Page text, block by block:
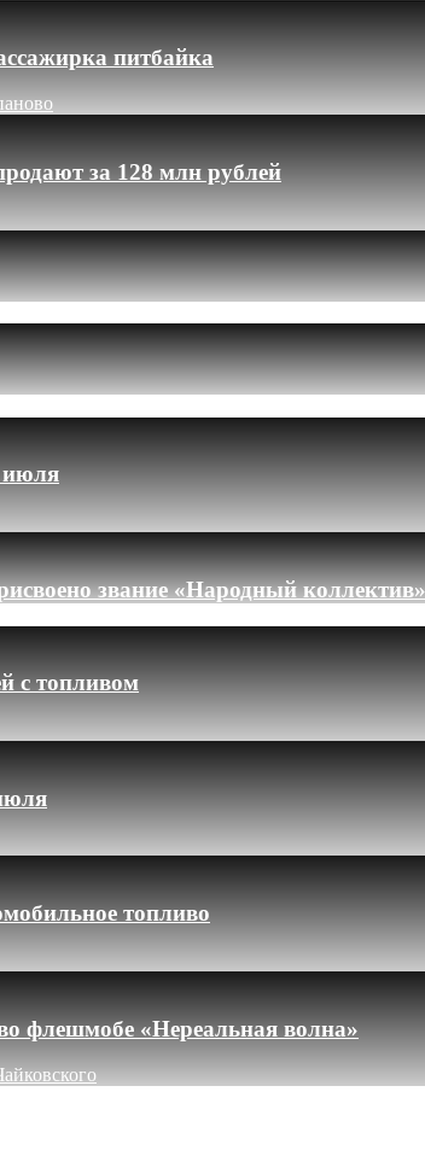
питбайка
за 128 млн рублей
июля
звание «Народный коллектив»
с топливом
топливо
флешмобе «Нереальная волна»